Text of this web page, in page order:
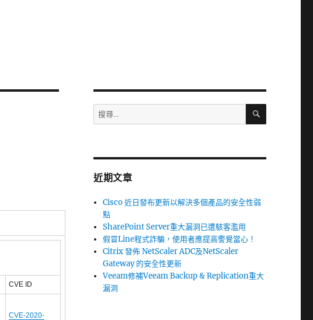
CVE ID
CVE-2020-
搜
尋
字:
搜
近期文章
Cisco 近日發布更新以解決多個產品的安全性弱
點
SharePoint Server重大漏洞已遭駭客濫用
假冒Line程式詐騙，使用者應提高警覺當心！
Citrix 發佈 NetScaler ADC及NetScaler
Gateway 的安全性更新
Veeam修補Veeam Backup & Replication重大
漏洞